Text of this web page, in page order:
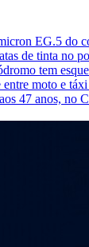
EG.5 do
de tinta no
tem
moto e
47 anos, no